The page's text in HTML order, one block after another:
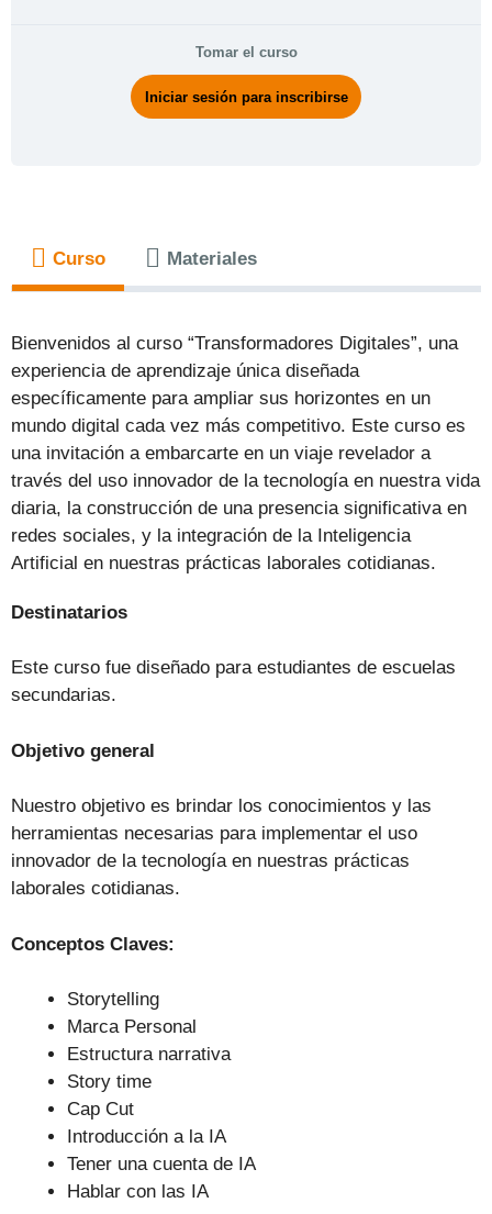
Tomar el curso
Iniciar sesión para inscribirse
Curso Materiales
Bienvenidos al curso “Transformadores Digitales”, una
experiencia de aprendizaje única diseñada
específicamente para ampliar sus horizontes en un
mundo digital cada vez más competitivo. Este curso es
una invitación a embarcarte en un viaje revelador a
través del uso innovador de la tecnología en nuestra vida
diaria, la construcción de una presencia significativa en
redes sociales, y la integración de la Inteligencia
Artificial en nuestras prácticas laborales cotidianas.
Destinatarios
Este curso fue diseñado para estudiantes de escuelas
secundarias.
Objetivo general
Nuestro objetivo es brindar los conocimientos y las
herramientas necesarias para implementar el uso
innovador de la tecnología en nuestras prácticas
laborales cotidianas.
Conceptos Claves:
Storytelling
Marca Personal
Estructura narrativa
Story time
Cap Cut
Introducción a la IA
Tener una cuenta de IA
Hablar con las IA